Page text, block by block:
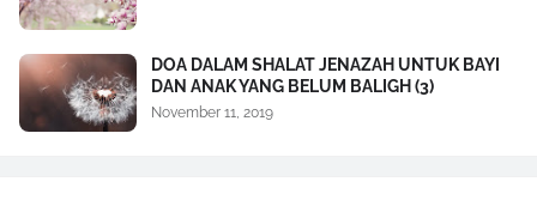
DOA DALAM SHALAT JENAZAH UNTUK BAYI
DAN ANAK YANG BELUM BALIGH (3)
November 11, 2019